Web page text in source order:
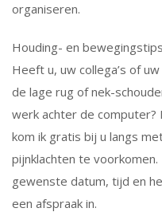
organiseren.
Houding- en
Heeft u, uw collega’s of
de lage rug of nek-
werk achter de computer?
kom ik gratis bij u langs
pijnklachten te
gewenste datum, tijd en
een afspraak in.